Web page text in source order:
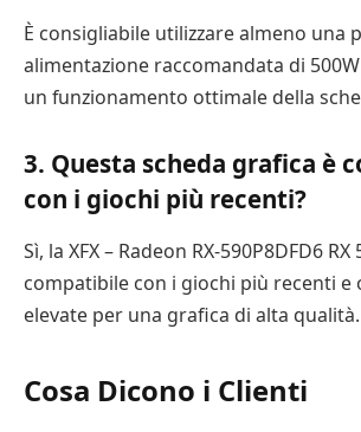
È consigliabile utilizzare almeno una
alimentazione raccomandata di
un funzionamento ottimale della
3. Questa scheda grafica è
con i giochi più recenti?
Sì, la XFX – Radeon RX-590P8DFD6 RX
compatibile con i giochi più recenti e
elevate per una grafica di alta qualità.
Cosa Dicono i Clienti